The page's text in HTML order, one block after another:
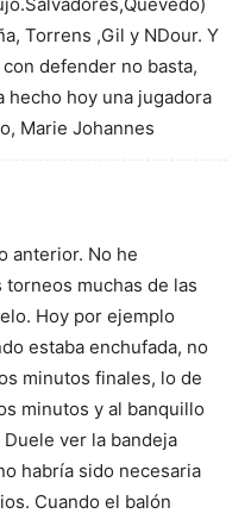
Torrens ,Gil y NDour. Y
defender no basta,
hecho hoy una jugadora
Marie Johannes
anterior. No he
muchas de las
Hoy por ejemplo
estaba enchufada, no
minutos finales, lo de
minutos y al banquillo
ver la bandeja
habría sido necesaria
Cuando el balón